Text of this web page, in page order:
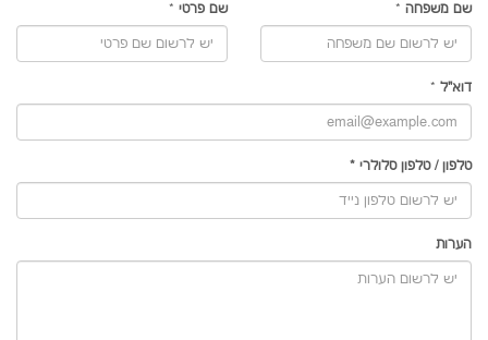
שם פרטי * שם משפחה *
דוא"ל *
טלפון /טלפון סלולרי *
הערות